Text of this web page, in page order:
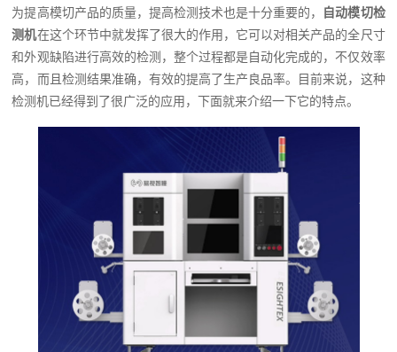
为提高模切产品的质量，提高检测技术也是十分重要的， 自动模切检
测机在这个环节中就发挥了很大的作用，它可以对相关产品的全尺寸
和外观缺陷进行高效的检测，整个过程都是自动化完成的，不仅效率
高，而且检测结果准确，有效的提高了生产良品率。目前来说，这种
检测机已经得到了很广泛的应用，下面就来介绍一下它的特点。